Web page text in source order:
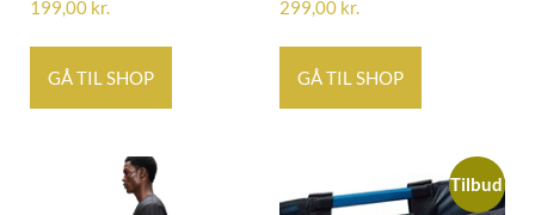
199,00 kr.
GÅ TIL SHOP
299,00 kr.
GÅ TIL SHOP
Tilbud